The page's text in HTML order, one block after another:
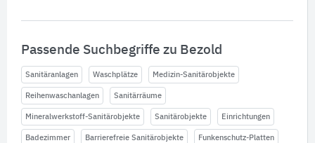
Passende Suchbegriffe zu Bezold
Sanitäranlagen Waschplätze Medizin-Sanitärobjekte
Reihenwaschanlagen Sanitärräume
Mineralwerkstoff-Sanitärobjekte Sanitärobjekte Einrichtungen
Badezimmer Barrierefreie Sanitärobjekte Funkenschutz-Platten